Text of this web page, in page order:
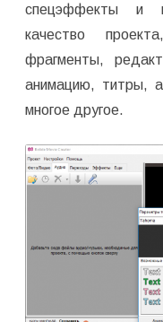
спецэффекты и
качество
фрагменты,
анимацию, титры,
многое другое.